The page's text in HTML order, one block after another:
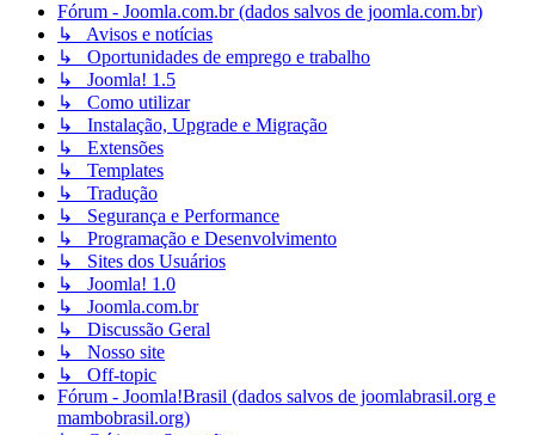
Fórum - Joomla.com.br (dados salvos de joomla.com.br)
↳ Avisos e notícias
↳ Oportunidades de emprego e trabalho
↳ Joomla! 1.5
↳ Como utilizar
↳ Instalação, Upgrade e Migração
↳ Extensões
↳ Templates
↳ Tradução
↳ Segurança e Performance
↳ Programação e Desenvolvimento
↳ Sites dos Usuários
↳ Joomla! 1.0
↳ Joomla.com.br
↳ Discussão Geral
↳ Nosso site
↳ Off-topic
Fórum - Joomla!Brasil (dados salvos de joomlabrasil.org e
mambobrasil.org)